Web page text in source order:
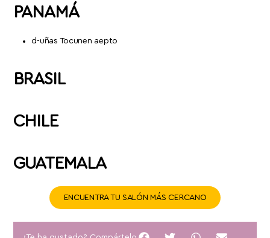
PANAMÁ
d-uñas Tocunen aepto
BRASIL
CHILE
GUATEMALA
ENCUENTRA TU SALÓN MÁS CERCANO